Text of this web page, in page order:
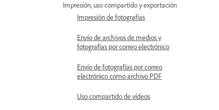
Impresión, uso compartido y exportación
Impresión de fotografías
Envío de archivos de medios y
fotografías por correo electrónico
Envío de fotografías por correo
electrónico como archivo PDF
Uso compartido de vídeos